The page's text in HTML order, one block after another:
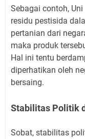
Sebagai contoh,
residu pestisida
pertanian dari
maka produk
Hal ini tentu
diperhatikan oleh
bersaing.
Stabilitas Politik
Sobat, stabilitas